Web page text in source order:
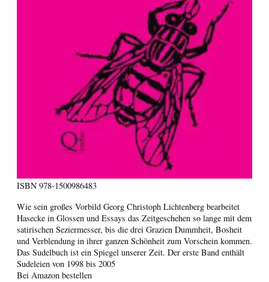
ISBN 978-1500986483
Wie sein großes Vorbild Georg Christoph Lichtenberg bearbeitet
Hasecke in Glossen und Essays das Zeitgeschehen so lange mit dem
satirischen Seziermesser, bis die drei Grazien Dummheit, Bosheit
und Verblendung in ihrer ganzen Schönheit zum Vorschein kommen.
Das Sudelbuch ist ein Spiegel unserer Zeit. Der erste Band enthält
Sudeleien von 1998 bis 2005
Bei Amazon bestellen